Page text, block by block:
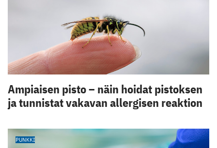
Ampiaisen pisto – näin hoidat pistoksen
ja tunnistat vakavan allergisen reaktion
PUNKKI